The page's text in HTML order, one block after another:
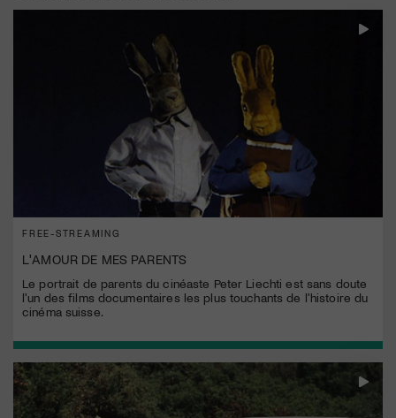
FREE-STREAMING
L'AMOUR DE MES PARENTS
Le portrait de parents du cinéaste Peter Liechti est sans doute
l'un des films documentaires les plus touchants de l'histoire du
cinéma suisse.